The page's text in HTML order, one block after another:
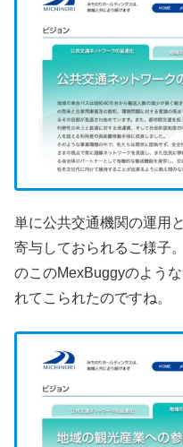
単に公共交通機関の運用
寄与しておられるご様子
のこのMexBuggyのよう
れてこられたのですね。